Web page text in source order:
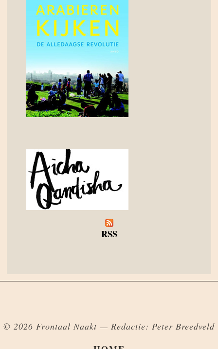
RSS
© 2026 Frontaal Naakt — Redactie: Peter Breedveld